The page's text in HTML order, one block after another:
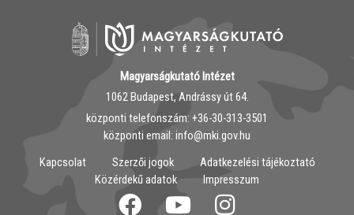
Magyarságkutató Intézet
1062 Budapest, Andrássy út 64.
központi telefonszám: ‭+36-30-313-3501
központi email: info@mki.gov.hu
Kapcsolat
Szerzői jogok
Adatkezelési tájékoztató
Közérdekű adatok
Impresszum